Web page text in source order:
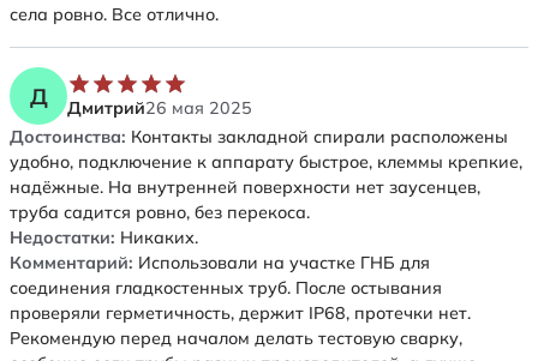
села ровно. Все отлично.
Д Дмитрий26 мая 2025
Достоинства: Контакты закладной спирали расположены
удобно, подключение к аппарату быстрое, клеммы крепкие,
надёжные. На внутренней поверхности нет заусенцев,
труба садится ровно, без перекоса.
Недостатки: Никаких.
Комментарий: Использовали на участке ГНБ для
соединения гладкостенных труб. После остывания
проверяли герметичность, держит IP68, протечки нет.
Рекомендую перед началом делать тестовую сварку,